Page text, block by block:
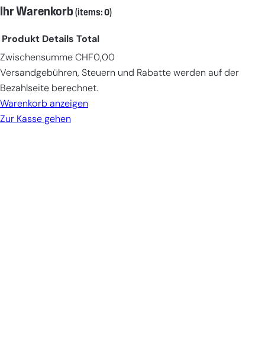
Ihr Warenkorb (items: 0)
Products
in
cart
Produkt Details Total
Zwischensumme CHF0,00
Versandgebühren, Steuern und Rabatte werden auf der
Bezahlseite berechnet.
Warenkorb anzeigen
Zur Kasse gehen